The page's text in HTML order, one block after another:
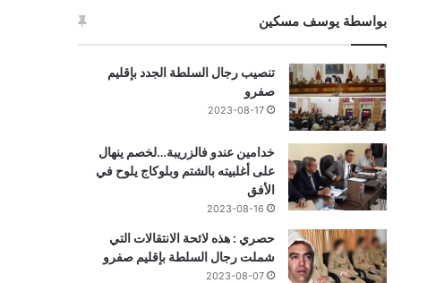
بواسطة يوسف مسكين
تنصيب رجال السلطة الجدد بإقليم
صفرو
2023-08-17
خدامين عندو فالزريبة…لخصم ينهال
على أغلبيته بالشتم وبلوكاج يلوح في
الأفق
2023-08-16
حصري : هذه لائحة الانتقالات التي
شملت رجال السلطة بإقليم صفرو
2023-08-07